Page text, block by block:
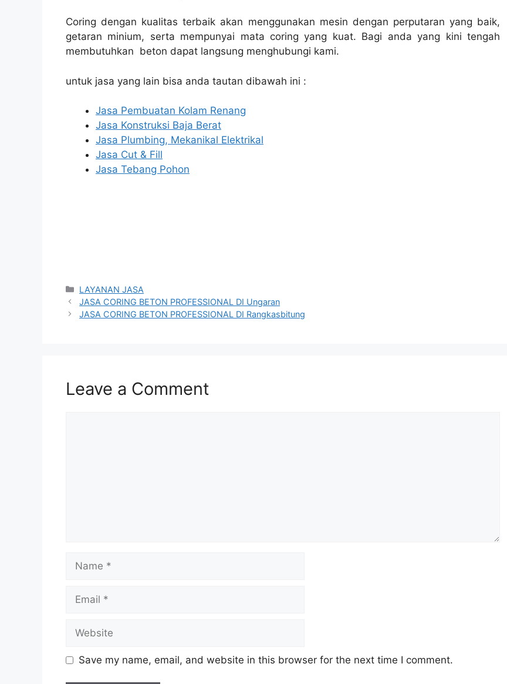
Coring dengan kualitas terbaik akan menggunakan mesin dengan perputaran yang baik,
getaran minium, serta mempunyai mata coring yang kuat. Bagi anda yang kini tengah
membutuhkan beton dapat langsung menghubungi kami.
untuk jasa yang lain bisa anda tautan dibawah ini :
Jasa Pembuatan Kolam Renang
Jasa Konstruksi Baja Berat
Jasa Plumbing, Mekanikal Elektrikal
Jasa Cut & Fill
Jasa Tebang Pohon
Categories
LAYANAN JASA
JASA CORING BETON PROFESSIONAL DI Ungaran
JASA CORING BETON PROFESSIONAL DI Rangkasbitung
Leave a Comment
Save my name, email, and website in this browser for the next time I comment.